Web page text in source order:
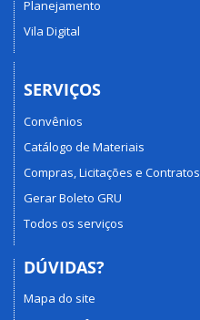
Planejamento
Vila Digital
SERVIÇOS
Convênios
Catálogo de Materiais
Compras, Licitações e Contratos
Gerar Boleto GRU
Todos os serviços
DÚVIDAS?
Mapa do site